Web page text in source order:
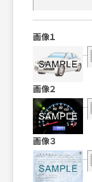
画像１
画像２
画像３